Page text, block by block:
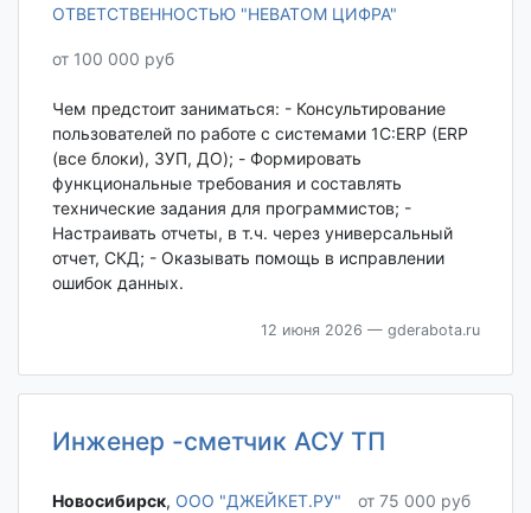
ОТВЕТСТВЕННОСТЬЮ "НЕВАТОМ ЦИФРА"
от 100 000 руб
Чем предстоит заниматься: - Консультирование
пользователей по работе с системами 1С:ERP (ERP
(все блоки), ЗУП, ДО); - Формировать
функциональные требования и составлять
технические задания для программистов; -
Настраивать отчеты, в т.ч. через универсальный
отчет, СКД; - Оказывать помощь в исправлении
ошибок данных.
12 июня 2026 — gderabota.ru
Инженер -сметчик АСУ ТП
Новосибирск‎, ООО "ДЖЕЙКЕТ.РУ" от 75 000 руб